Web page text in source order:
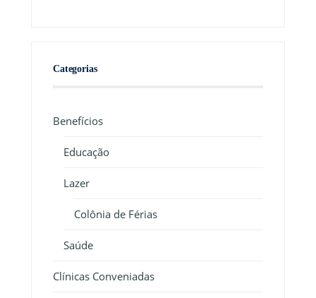
Categorias
Benefícios
Educação
Lazer
Colônia de Férias
Saúde
Clínicas Conveniadas